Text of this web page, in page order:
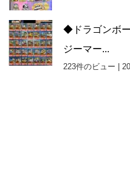
◆ドラゴンボ
ジーマー...
223件のビュー |